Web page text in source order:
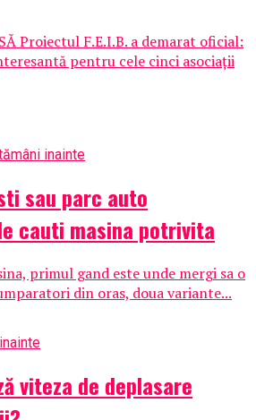
Proiectul F.E.I.B. a demarat oficial:
pentru cele cinci asociații
inainte
sau parc auto
cauti masina potrivita
primul gand este unde mergi sa o
din oras, doua variante...
viteza de deplasare